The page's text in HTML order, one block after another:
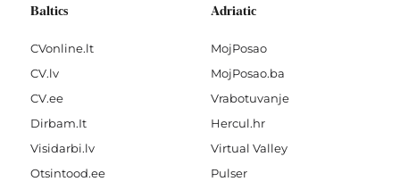
Baltics
CVonline.lt
CV.lv
CV.ee
Dirbam.It
Visidarbi.lv
Otsintood.ee
Adriatic
MojPosao
MojPosao.ba
Vrabotuvanje
Hercul.hr
Virtual Valley
Pulser